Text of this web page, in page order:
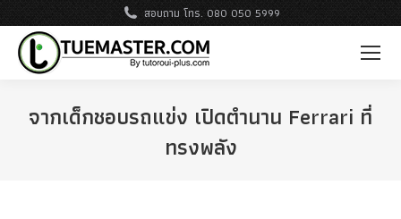
สอบถาม โทร. 080 050 5999
จากเด็กชอบรถแข่ง เปิดตำนาน Ferrari ที่
ทรงพลัง